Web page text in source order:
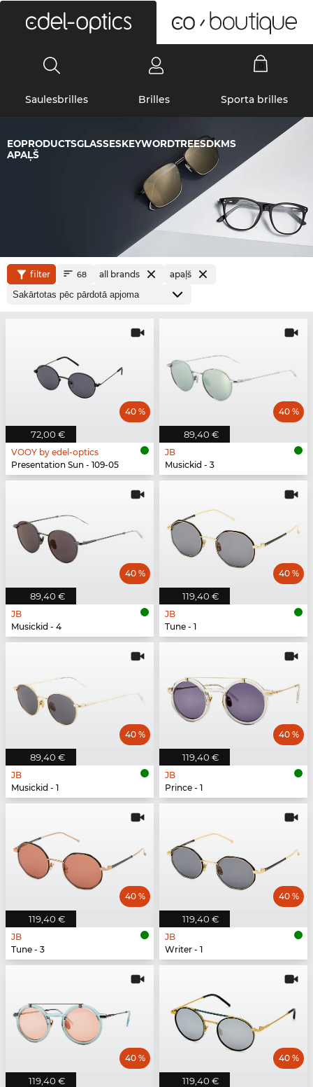
Saulesbrilles Brilles Sporta brilles
EOPRODUCTSGLASSESKEYWORDTREESDKMS
APAĻŠ
filter 68 all brands apaļš
72,00 €
40 %
VOOY by edel-optics
Presentation Sun - 109-05
89,40 €
40 %
JB
Musickid - 3
89,40 €
40 %
JB
Musickid - 4
119,40 €
40 %
JB
Tune - 1
89,40 €
40 %
JB
Musickid - 1
119,40 €
40 %
JB
Prince - 1
119,40 €
40 %
JB
Tune - 3
119,40 €
40 %
JB
Writer - 1
119,40 €
40 %
119,40 €
40 %